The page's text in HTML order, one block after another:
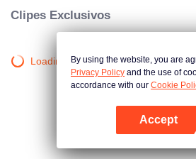
Abra o
primeira vez!
Clipes Exclusivos
Loading…By using the website, you are
Privacy Policy and the use of
accordance with our Cookie
Accept